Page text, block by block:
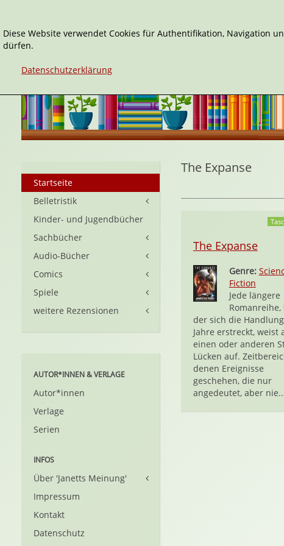
The Expanse
The Expanse
Genre:
Fiction
Jede längere
Romanreihe,
der sich die
Jahre erstreckt, weist
einen oder anderen
Lücken auf.
denen Ereignisse
geschehen, die nur
angedeutet, aber
Startseite
Belletristik
Kinder- und Jugendbücher
Sachbücher
Audio-Bücher
Comics
Spiele
weitere Rezensionen
AUTOR*INNEN & VERLAGE
Autor*innen
Verlage
Serien
INFOS
Über 'Janetts Meinung'
Impressum
Kontakt
Datenschutz
Diese Website verwendet Cookies für Authentifikation, Navigation
dürfen.
Datenschutzerklärung